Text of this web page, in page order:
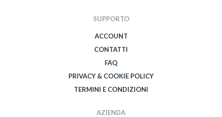
SUPPORTO
ACCOUNT
CONTATTI
FAQ
PRIVACY & COOKIE POLICY
TERMINI E CONDIZIONI
AZIENDA